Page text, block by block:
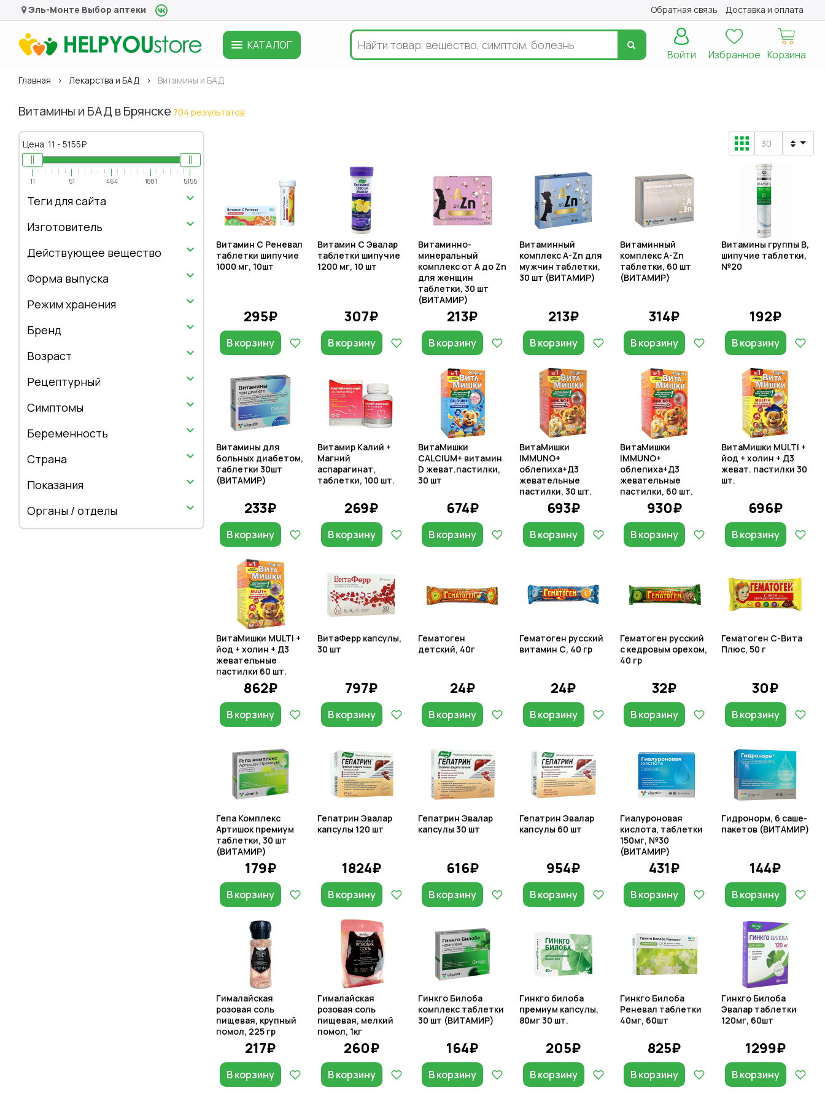
Эль-Монте Выбор аптеки Обратная связь Доставка и оплата
КАТАЛОГ
Корзина
Избранное
Войти
Главная Лекарства и БАД Витамины и БАД
Витамины и БАД в Брянске 704 результатов
Витамин С Реневал
таблетки шипучие
1000 мг, 10шт
295₽
В корзину
Витамин С Эвалар
таблетки шипучие
1200 мг, 10 шт
307₽
В корзину
Витаминно-
минеральный
комплекс от A до Zn
для женщин
таблетки, 30 шт
(ВИТАМИР)
213₽
В корзину
Витаминный
комплекс A-Zn для
мужчин таблетки,
30 шт (ВИТАМИР)
213₽
В корзину
Витаминный
комплекс A-Zn
таблетки, 60 шт
(ВИТАМИР)
314₽
В корзину
Витамины группы В,
шипучие таблетки,
№20
192₽
В корзину
Витамины для
больных диабетом,
таблетки 30шт
(ВИТАМИР)
233₽
В корзину
Витамир Калий +
Магний
аспарагинат,
таблетки, 100 шт.
269₽
В корзину
ВитаМишки
CALCIUM+ витамин
D жеват.пастилки,
30 шт
674₽
В корзину
ВитаМишки
IMMUNO+
облепиха+Д3
жевательные
пастилки, 30 шт.
693₽
В корзину
ВитаМишки
IMMUNO+
облепиха+Д3
жевательные
пастилки, 60 шт.
930₽
В корзину
ВитаМишки MULTI +
йод + холин + Д3
жеват. пастилки 30
шт.
696₽
В корзину
ВитаМишки MULTI +
йод + холин + Д3
жевательные
пастилки 60 шт.
862₽
В корзину
ВитаФерр капсулы,
30 шт
797₽
В корзину
Гематоген
детский, 40г
24₽
В корзину
Гематоген русский
витамин С, 40 гр
24₽
В корзину
Гематоген русский
с кедровым орехом,
40 гр
32₽
В корзину
Гематоген С-Вита
Плюс, 50 г
30₽
В корзину
Гепа Комплекс
Артишок премиум
таблетки, 30 шт
(ВИТАМИР)
179₽
В корзину
Гепатрин Эвалар
капсулы 120 шт
1824₽
В корзину
Гепатрин Эвалар
капсулы 30 шт
616₽
В корзину
Гепатрин Эвалар
капсулы 60 шт
954₽
В корзину
Гиалуроновая
кислота, таблетки
150мг, №30
(ВИТАМИР)
431₽
В корзину
Гидронорм, 6 саше-
пакетов (ВИТАМИР)
144₽
В корзину
Гималайская
розовая соль
пищевая, крупный
помол, 225 гр
217₽
В корзину
Гималайская
розовая соль
пищевая, мелкий
помол, 1кг
260₽
В корзину
Гинкго Билоба
комплекс таблетки
30 шт (ВИТАМИР)
164₽
В корзину
Гинкго билоба
премиум капсулы,
80мг 30 шт.
205₽
В корзину
Гинкго Билоба
Реневал таблетки
40мг, 60шт
825₽
В корзину
Гинкго Билоба
Эвалар таблетки
120мг, 60шт
1299₽
В корзину
Цена 11 - 5155₽
11 51 464 1881 5155
Теги для сайта
Изготовитель
Действующее вещество
Форма выпуска
Режим хранения
Бренд
Возраст
Рецептурный
Симптомы
Беременность
Страна
Показания
Органы / отделы